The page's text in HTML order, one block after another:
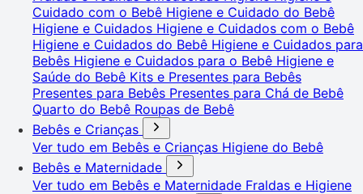
Cuidado com o Bebê Higiene e Cuidado do Bebê
Higiene e Cuidados Higiene e Cuidados com o Bebê
Higiene e Cuidados do Bebê Higiene e Cuidados para
Bebês Higiene e Cuidados para o Bebê Higiene e
Saúde do Bebê Kits e Presentes para Bebês
Presentes para Bebês Presentes para Chá de Bebê
Quarto do Bebê Roupas de Bebê
Bebês e Crianças
Ver tudo em Bebês e Crianças Higiene do Bebê
Bebês e Maternidade
Ver tudo em Bebês e Maternidade Fraldas e Higiene